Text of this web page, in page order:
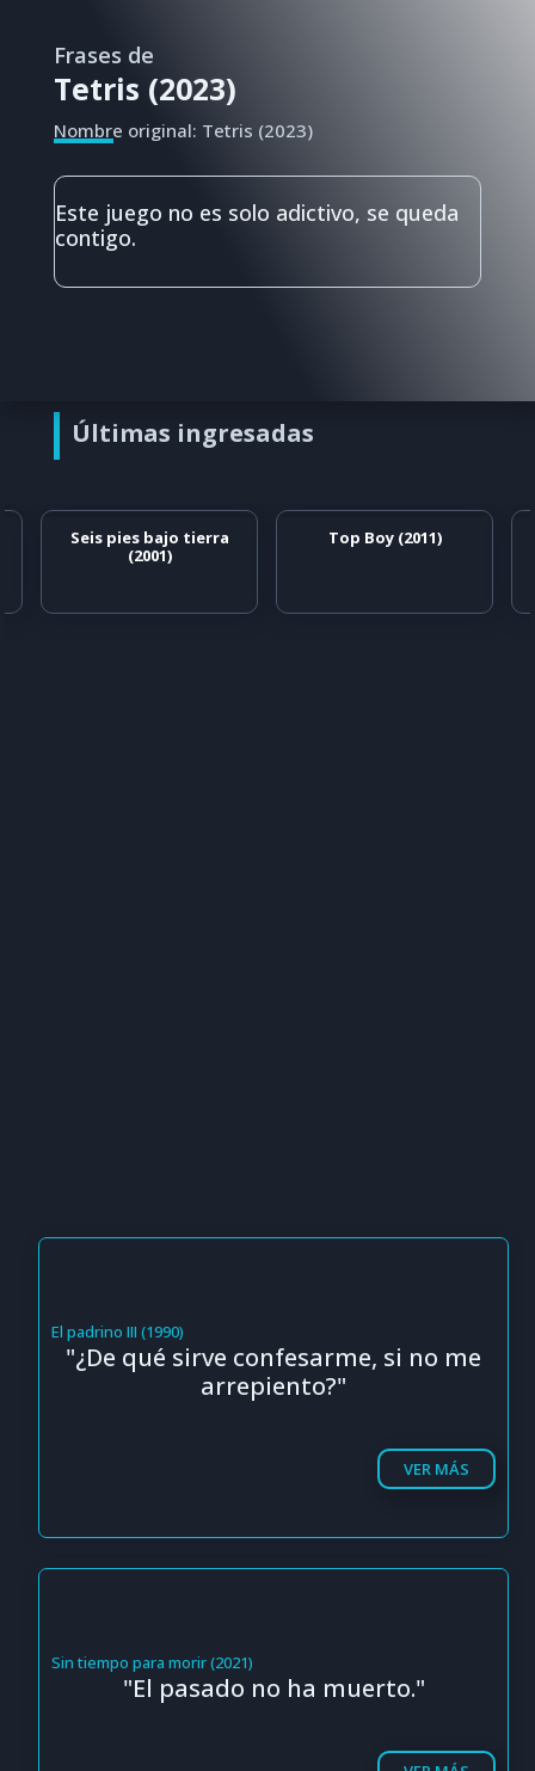
Frases de
Tetris (2023)
Nombre original: Tetris (2023)
Este juego no es solo adictivo, se queda
contigo.
Últimas ingresadas
Seis pies bajo tierra
(2001)
Top Boy (2011)
El padrino III (1990)
"¿De qué sirve confesarme, si no me
arrepiento?"
VER MÁS
Sin tiempo para morir (2021)
"El pasado no ha muerto."